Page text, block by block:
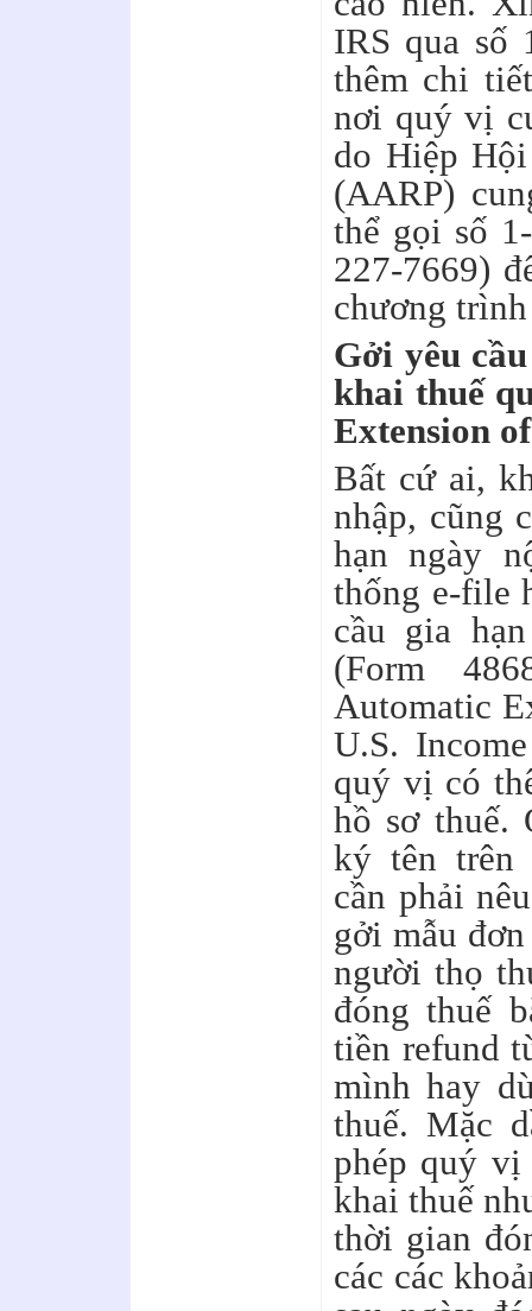
IRS qua số
thêm chi
nơi quý vị
do Hiệp
(AARP)
thể gọi số
227-7669)
chương
Gởi yêu
khai thuế
Extension
Bất cứ ai,
nhập, cũng
hạn ngày
thống e-file
cầu gia
(Form
Automatic
U.S.
quý vị có
hồ sơ thuế.
ký tên trên
cần phải
gởi mẫu
người thọ
đóng thuế
tiền refund
mình hay
thuế. Mặc
phép quý
khai thuế
thời gian
các các